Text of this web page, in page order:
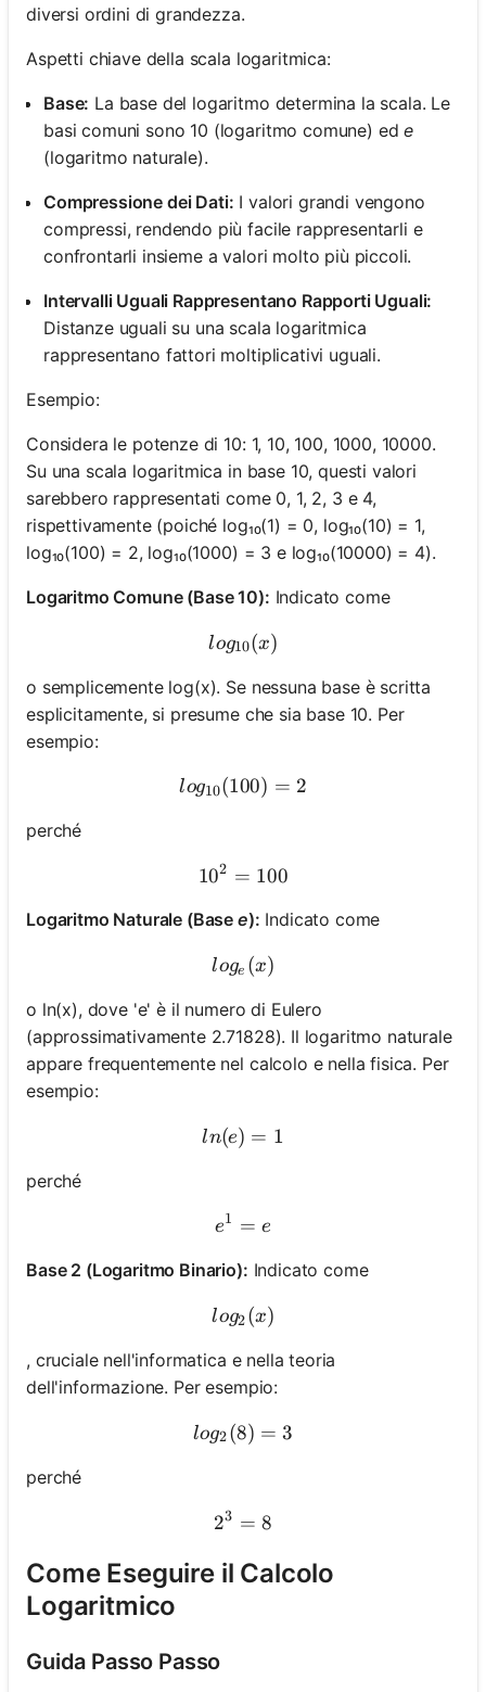
diversi ordini di grandezza.
Aspetti chiave della scala logaritmica:
Base: La base del logaritmo determina la scala. Le
basi comuni sono 10 (logaritmo comune) ede
(logaritmo naturale).
Compressione dei Dati: I valori grandi vengono
compressi, rendendo più facile rappresentarli e
confrontarli insieme a valori molto più piccoli.
Intervalli Uguali Rappresentano Rapporti Uguali:
Distanze uguali su una scala logaritmica
rappresentano fattori moltiplicativi uguali.
Esempio:
Considera le potenze di 10: 1, 10, 100, 1000, 10000.
Su una scala logaritmica in base 10, questi valori
sarebbero rappresentati come 0, 1, 2, 3 e 4,
rispettivamente (poiché log₁₀(1) = 0, log₁₀(10) = 1,
log₁₀(100) = 2, log₁₀(1000) = 3 e log₁₀(10000) = 4).
Logaritmo Comune (Base 10): Indicato come
log_{10}(x)
log10(x)
o semplicemente log(x). Se nessuna base è scritta
esplicitamente, si presume che sia base 10. Per
esempio:
log_{10}(100) = 2
log10(100) = 2
perché
10^2 = 100
102 = 100
Logaritmo Naturale (Base e): Indicato come
log_e(x)
loge (x)
o ln(x), dove 'e' è il numero di Eulero
(approssimativamente 2.71828). Il logaritmo naturale
appare frequentemente nel calcolo e nella fisica. Per
esempio:
ln(e) = 1
ln(e) = 1
perché
e^1 = e
e1 = e
Base 2 (Logaritmo Binario): Indicato come
log_2(x)
log2(x)
, cruciale nell'informatica e nella teoria
dell'informazione. Per esempio:
log_2(8) = 3
log2(8) = 3
perché
2^3 = 8
23 = 8
Come Eseguire il Calcolo
Logaritmico
Guida Passo Passo